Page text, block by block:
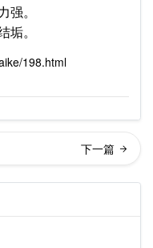
强。​
垢。
198.html
塔底盘漏水问题诊断与修
复技术指南